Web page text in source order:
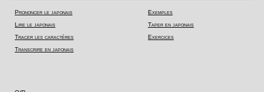
Prononcer le japonais
Lire le japonais
Tracer les caractères
Transcrire en japonais
Exemples
Taper en japonais
Exercices